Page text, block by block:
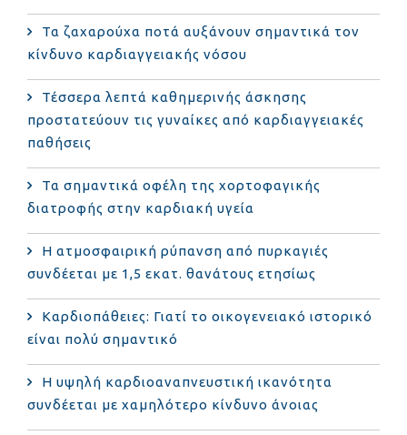
Τα ζαχαρούχα ποτά αυξάνουν σημαντικά τον
κίνδυνο καρδιαγγειακής νόσου
Τέσσερα λεπτά καθημερινής άσκησης
προστατεύουν τις γυναίκες από καρδιαγγειακές
παθήσεις
Τα σημαντικά οφέλη της χορτοφαγικής
διατροφής στην καρδιακή υγεία
Η ατμοσφαιρική ρύπανση από πυρκαγιές
συνδέεται με 1,5 εκατ. θανάτους ετησίως
Καρδιοπάθειες: Γιατί το οικογενειακό ιστορικό
είναι πολύ σημαντικό
Η υψηλή καρδιοαναπνευστική ικανότητα
συνδέεται με χαμηλότερο κίνδυνο άνοιας